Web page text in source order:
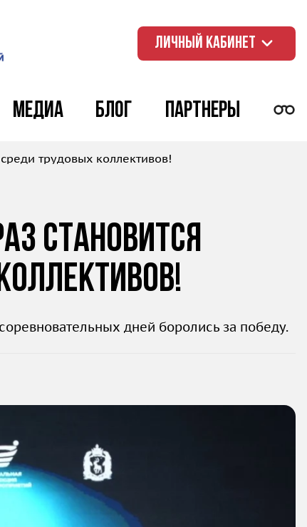
ЛИЧНЫЙ КАБИНЕТ
Медиа Блог Партнеры
трудовых коллективов!
становится
дней боролись за победу.